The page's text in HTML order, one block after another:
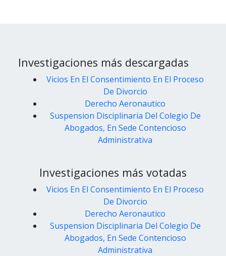
Investigaciones más descargadas
Vicios En El Consentimiento En El Proceso
De Divorcio
Derecho Aeronautico
Suspension Disciplinaria Del Colegio De
Abogados, En Sede Contencioso
Administrativa
Investigaciones más votadas
Vicios En El Consentimiento En El Proceso
De Divorcio
Derecho Aeronautico
Suspension Disciplinaria Del Colegio De
Abogados, En Sede Contencioso
Administrativa